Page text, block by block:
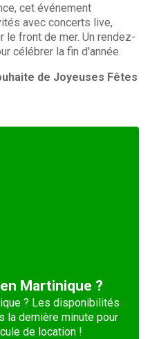
cet événement
avec concerts live,
front de mer. Un rendez-
célébrer la fin d'année.
de Joyeuses Fêtes
Martinique ?
? Les disponibilités
la dernière minute pour
de location !